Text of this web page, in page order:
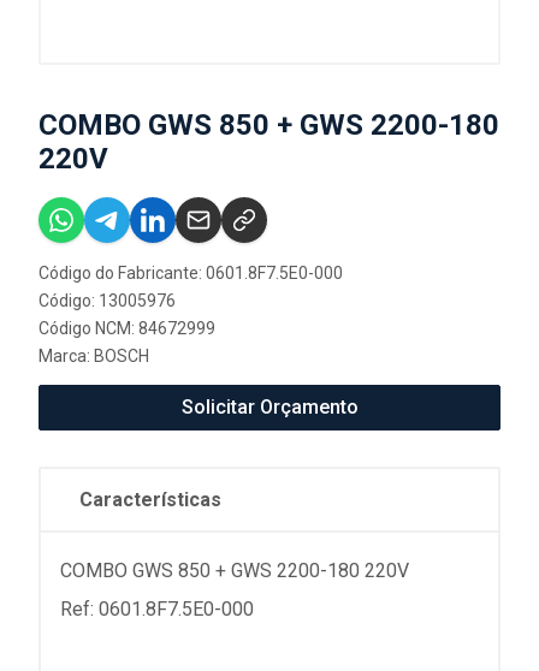
COMBO GWS 850 + GWS 2200-180
220V
Código do Fabricante: 0601.8F7.5E0-000
Código: 13005976
Código NCM: 84672999
Marca: BOSCH
Solicitar Orçamento
Características
COMBO GWS 850 + GWS 2200-180 220V
Ref: 0601.8F7.5E0-000